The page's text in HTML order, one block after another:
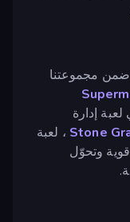
ضمن مجموعتنا
:
إدارة
Stone ، لعبة
وتحوّل